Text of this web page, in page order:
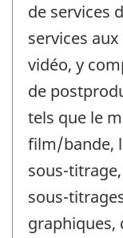
de services
services
vidéo, y
de
tels que le
film/bande,
sous-
sous-